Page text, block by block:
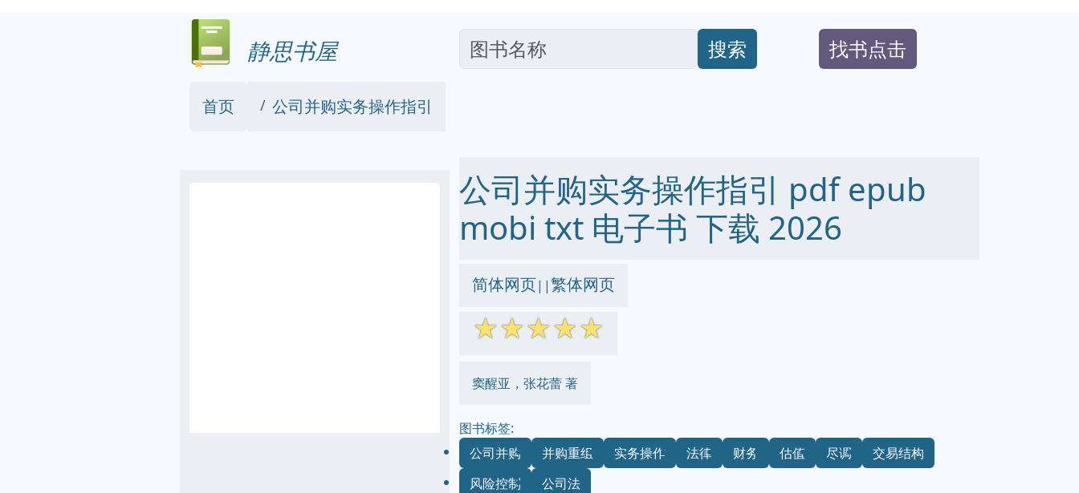
静思书屋 搜索 找书点击
首页 公司并购实务操作指引
公司并购实务操作指引 pdf epub
mobi txt 电子书 下载 2026
简体网页||繁体网页
☆☆☆☆☆
窦醒亚，张花蕾 著
图书标签:
公司并购
并购重组 实务操作 法律 财务 估值 尽调
交易结构
风险控制
公司法